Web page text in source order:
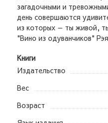
загадочными и
день совершаются
из которых — ты живой,
"Вино из одуванчиков"
Книги
Издательство
Вес
Возраст